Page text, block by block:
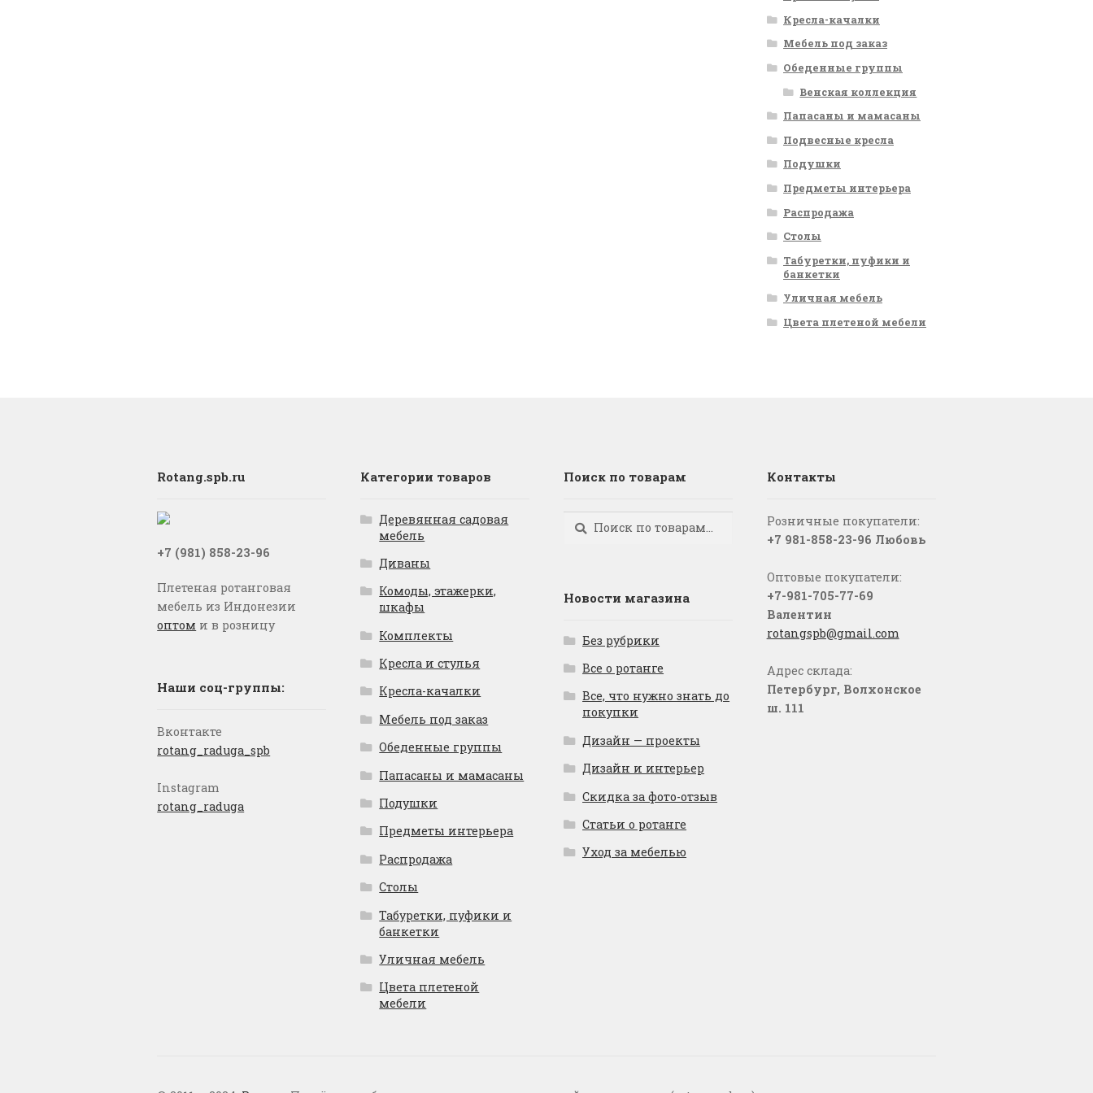
Кресла-качалки
Мебель под заказ
Обеденные группы
Венская коллекция
Папасаны и мамасаны
Подвесные кресла
Подушки
Предметы интерьера
Распродажа
Столы
Табуретки, пуфики и
банкетки
Уличная мебель
Цвета плетеной мебели
Rotang.spb.ru
+7 (981) 858-23-96
Плетеная ротанговая
мебель из Индонезии
оптом и в розницу
Наши соц-группы:
Вконтакте
rotang_raduga_spb
Instagram
rotang_raduga
Категории товаров
Деревянная садовая
мебель
Диваны
Комоды, этажерки,
шкафы
Комплекты
Кресла и стулья
Кресла-качалки
Мебель под заказ
Обеденные группы
Папасаны и мамасаны
Подушки
Предметы интерьера
Распродажа
Столы
Табуретки, пуфики и
банкетки
Уличная мебель
Цвета плетеной
мебели
Поиск по товарам
Искать:
Поиск
Новости магазина
Без рубрики
Все о ротанге
Все, что нужно знать до
покупки
Дизайн — проекты
Дизайн и интерьер
Скидка за фото-отзыв
Статьи о ротанге
Уход за мебелью
Контакты
Розничные покупатели:
+7 981-858-23-96 Любовь
Оптовые покупатели:
+7-981-705-77-69
Валентин
rotangspb@gmail.com
Адрес склада:
Петербург, Волхонское
ш. 111